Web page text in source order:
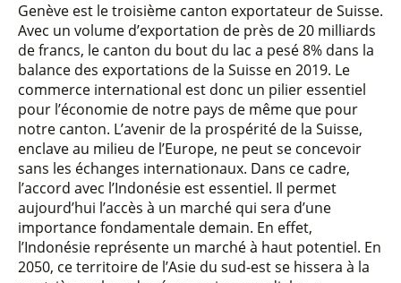
Genève est le troisième canton exportateur de Suisse.
Avec un volume d’exportation de près de 20 milliards
de francs, le canton du bout du lac a pesé 8% dans la
balance des exportations de la Suisse en 2019. Le
commerce international est donc un pilier essentiel
pour l’économie de notre pays de même que pour
notre canton. L’avenir de la prospérité de la Suisse,
enclave au milieu de l’Europe, ne peut se concevoir
sans les échanges internationaux. Dans ce cadre,
l’accord avec l’Indonésie est essentiel. Il permet
aujourd’hui l’accès à un marché qui sera d’une
importance fondamentale demain. En effet,
l’Indonésie représente un marché à haut potentiel. En
2050, ce territoire de l’Asie du sud-est se hissera à la